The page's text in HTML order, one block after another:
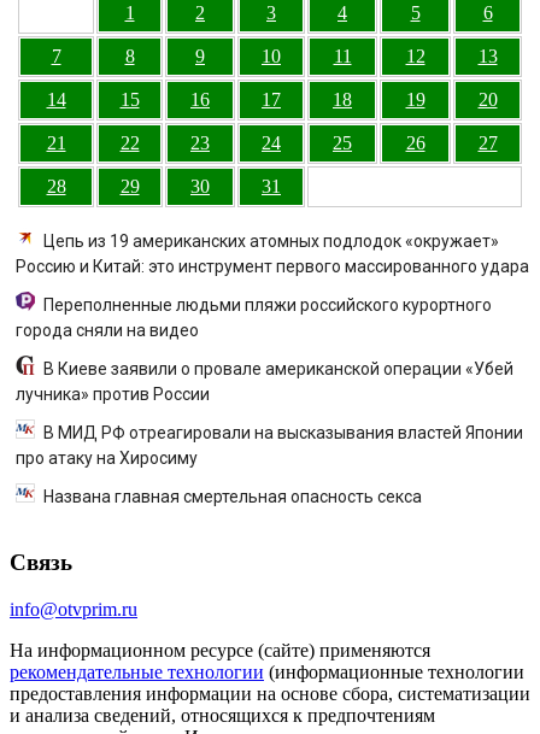
1
2 3 4 5 6
7 8 9 10 11 12 13
14 15 16 17 18 19 20
21 22 23 24 25 26 27
28 29 30 31
Цепь из 19 американских атомных подлодок «окружает»
Россию и Китай: это инструмент первого массированного удара
Переполненные людьми пляжи российского курортного
города сняли на видео
В Киеве заявили о провале американской операции «Убей
лучника» против России
В МИД РФ отреагировали на высказывания властей Японии
про атаку на Хиросиму
Названа главная смертельная опасность секса
Связь
info@otvprim.ru
На информационном ресурсе (сайте) применяются
рекомендательные технологии (информационные технологии
предоставления информации на основе сбора, систематизации
и анализа сведений, относящихся к предпочтениям